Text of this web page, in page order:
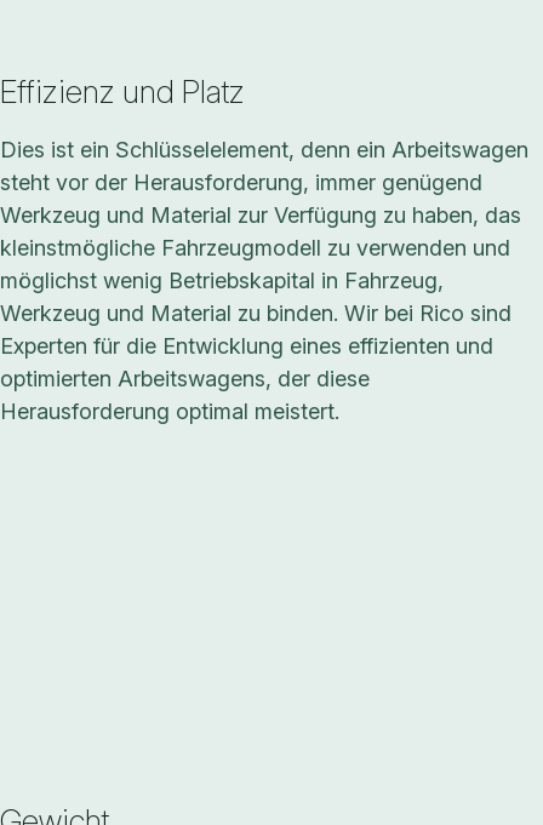
Effizienz und Platz
Dies ist ein Schlüsselelement, denn ein Arbeitswagen
steht vor der Herausforderung, immer genügend
Werkzeug und Material zur Verfügung zu haben, das
kleinstmögliche Fahrzeugmodell zu verwenden und
möglichst wenig Betriebskapital in Fahrzeug,
Werkzeug und Material zu binden. Wir bei Rico sind
Experten für die Entwicklung eines effizienten und
optimierten Arbeitswagens, der diese
Herausforderung optimal meistert.